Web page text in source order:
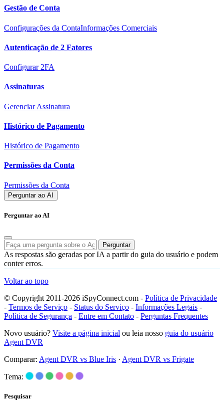
Gestão de Conta
Configurações da ContaInformações Comerciais
Autenticação de 2 Fatores
Configurar 2FA
Assinaturas
Gerenciar Assinatura
Histórico de Pagamento
Histórico de Pagamento
Permissões da Conta
Permissões da Conta
Perguntar ao AI
Perguntar ao AI
Perguntar
As respostas são geradas por IA a partir do guia do usuário e podem
conter erros.
Voltar ao topo
© Copyright 2011-2026 iSpyConnect.com - Política de Privacidade
- Termos de Serviço - Status do Serviço - Informações Legais -
Política de Segurança - Entre em Contato - Perguntas Frequentes
Novo usuário? Visite a página inicial ou leia nosso guia do usuário
Agent DVR
Comparar: Agent DVR vs Blue Iris · Agent DVR vs Frigate
Tema:
Pesquisar